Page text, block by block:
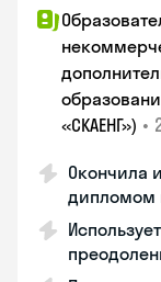
«СКАЕНГ») •
Окончила
дипломом